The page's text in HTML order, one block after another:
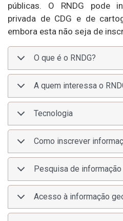
públicas. O RNDG pode
privada de CDG e de
embora esta não seja de
O que é o RNDG?
A quem interessa o
Tecnologia
Como inscrever
Pesquisa de informação
Acesso à informação